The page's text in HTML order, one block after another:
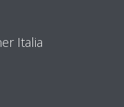
Italia